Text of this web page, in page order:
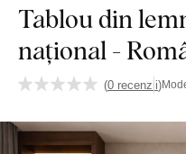
Tablou din
național -
(0 recenzii)